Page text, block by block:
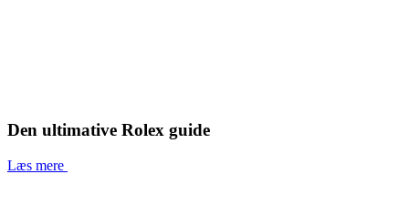
Den ultimative Rolex guide
Læs mere